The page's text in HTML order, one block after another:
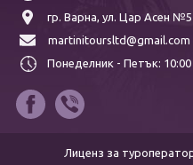
гр. Варна, ул. Цар Асен
martinitoursltd@gmail.com
Понеделник - Петък:
Лиценз за